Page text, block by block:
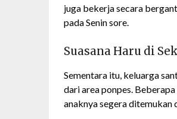
juga bekerja secara
pada Senin sore.
Suasana Haru di
Sementara itu, keluarga
dari area ponpes.
anaknya segera ditemukan